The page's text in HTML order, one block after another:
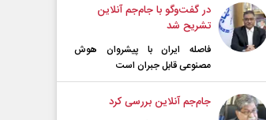
در گفت‌و‌گو با جام‌جم آنلاین
تشریح شد
فاصله ایران با پیشرو‌ان هوش
مصنوعی قابل جبران است
جام‌جم آنلاین بررسی کرد